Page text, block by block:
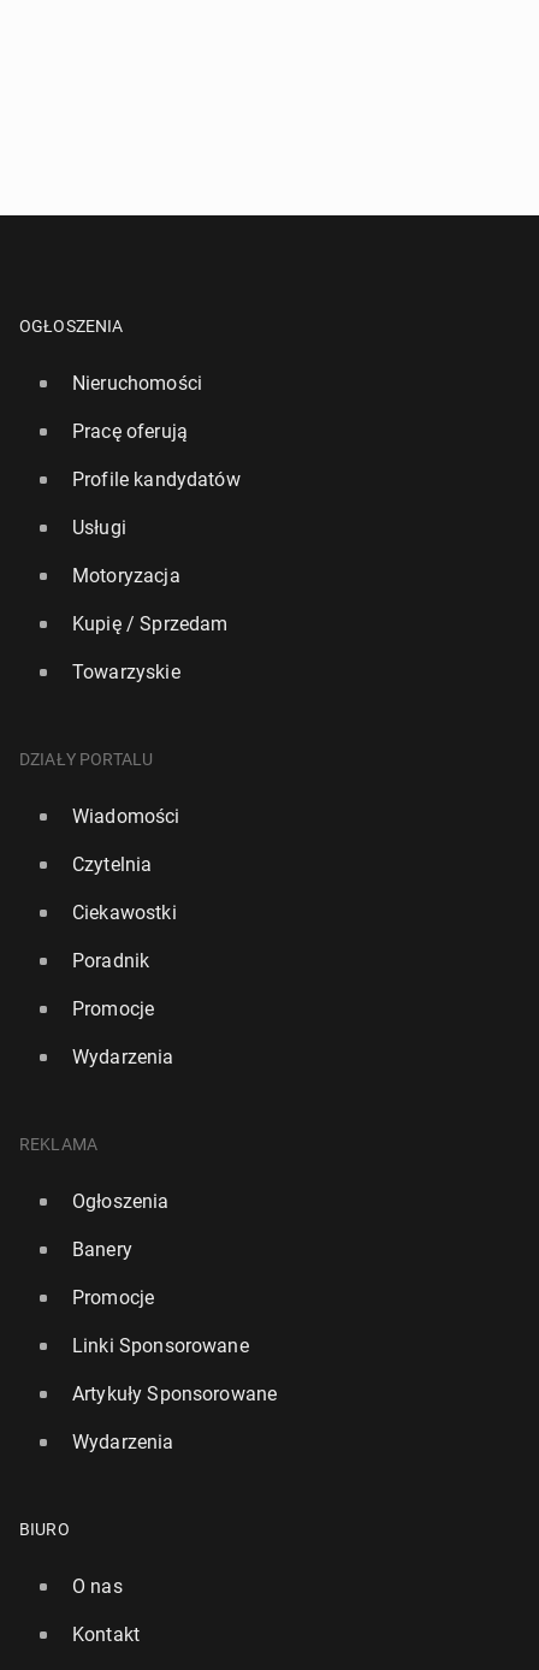
OGŁOSZENIA
Nieruchomości
Pracę oferują
Profile kandydatów
Usługi
Motoryzacja
Kupię / Sprzedam
Towarzyskie
DZIAŁY PORTALU
Wiadomości
Czytelnia
Ciekawostki
Poradnik
Promocje
Wydarzenia
REKLAMA
Ogłoszenia
Banery
Promocje
Linki Sponsorowane
Artykuły Sponsorowane
Wydarzenia
BIURO
O nas
Kontakt